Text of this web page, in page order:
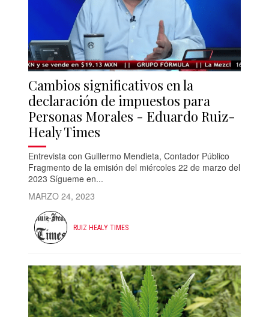
Cambios significativos en la
declaración de impuestos para
Personas Morales - Eduardo Ruiz-
Healy Times
Entrevista con Guillermo Mendieta, Contador Público
Fragmento de la emisión del miércoles 22 de marzo del
2023 Sígueme en...
MARZO 24, 2023
RUIZ HEALY TIMES